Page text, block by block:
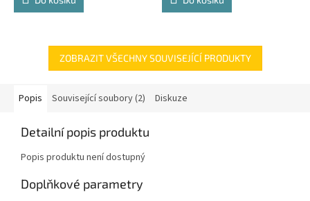
ZOBRAZIT VŠECHNY SOUVISEJÍCÍ PRODUKTY
Popis Související soubory (2) Diskuze
Detailní popis produktu
Popis produktu není dostupný
Doplňkové parametry